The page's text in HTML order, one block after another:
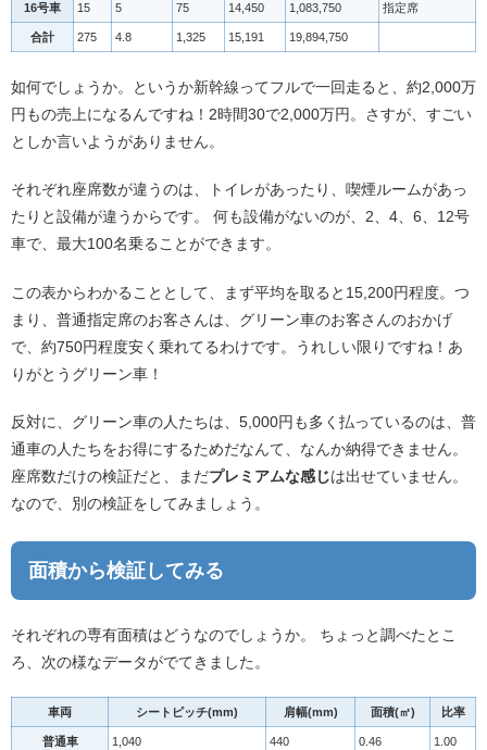
16号車 15 5 75 14,450 1,083,750 指定席
合計 275 4.8 1,325 15,191 19,894,750
如何でしょうか。というか新幹線ってフルで一回走ると、約2,000万
円もの売上になるんですね！2時間30で2,000万円。さすが、すごい
としか言いようがありません。
それぞれ座席数が違うのは、トイレがあったり、喫煙ルームがあっ
たりと設備が違うからです。 何も設備がないのが、2、4、6、12号
車で、最大100名乗ることができます。
この表からわかることとして、まず平均を取ると15,200円程度。つ
まり、普通指定席のお客さんは、グリーン車のお客さんのおかげ
で、約750円程度安く乗れてるわけです。うれしい限りですね！あ
りがとうグリーン車！
反対に、グリーン車の人たちは、5,000円も多く払っているのは、普
通車の人たちをお得にするためだなんて、なんか納得できません。
座席数だけの検証だと、まだプレミアムな感じは出せていません。
なので、別の検証をしてみましょう。
面積から検証してみる
それぞれの専有面積はどうなのでしょうか。 ちょっと調べたとこ
ろ、次の様なデータがでてきました。
車両 シートピッチ(mm) 肩幅(mm) 面積(㎡) 比率
普通車 1,040 440 0.46 1.00